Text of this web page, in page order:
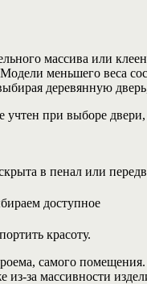
массива или
меньшего веса
деревянную
при выборе двери,
в пенал или
красоту.
самого
за массивности